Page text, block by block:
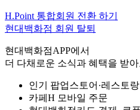
H.Point 통합회원 전환 하기
현대백화점 회원 탈퇴
현대백화점APP에서
더 다채로운 소식과 혜택을 받
인기 팝업스토어·레스토
카페H 모바일 주문